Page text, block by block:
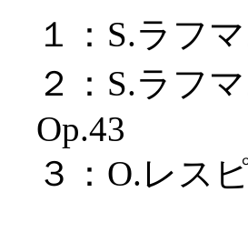
１：S.ラフ
２：S.ラフ
Op.43
３：O.レス